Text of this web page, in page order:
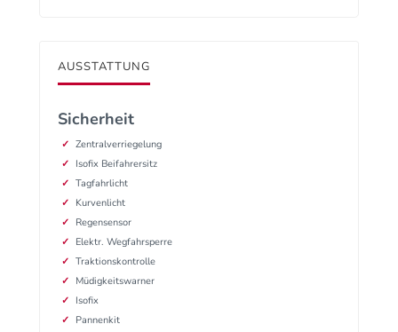
AUSSTATTUNG
Sicherheit
Zentralverriegelung
Isofix Beifahrersitz
Tagfahrlicht
Kurvenlicht
Regensensor
Elektr. Wegfahrsperre
Traktionskontrolle
Müdigkeitswarner
Isofix
Pannenkit